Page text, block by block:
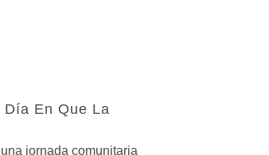
En Que La
jornada comunitaria